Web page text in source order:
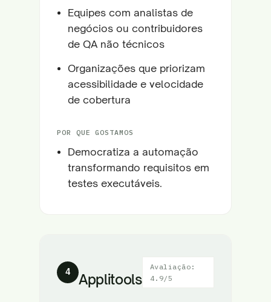
Equipes com analistas de
negócios ou contribuidores
de QA não técnicos
Organizações que priorizam
acessibilidade e velocidade
de cobertura
POR QUE GOSTAMOS
Democratiza a automação
transformando requisitos em
testes executáveis.
4 Applitools
Avaliação:
4.9/5